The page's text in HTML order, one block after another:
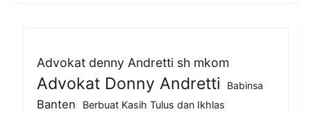
Advokat denny Andretti sh mkom
Advokat Donny Andretti Babinsa
Banten Berbuat Kasih Tulus dan Ikhlas